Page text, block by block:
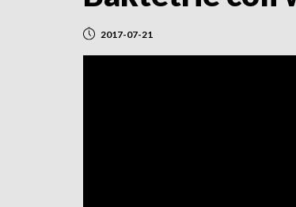
2017-07-21